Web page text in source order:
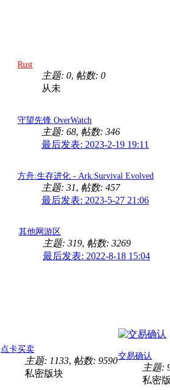
Rust
主题: 0, 帖数: 0
从未
守望先锋 OverWatch
主题: 68, 帖数: 346
最后发表: 2023-2-19 19:11
方舟:生存进化 - Ark:Survival Evolved
主题: 31, 帖数: 457
最后发表: 2023-5-27 21:06
其他网游区
主题: 319, 帖数: 3269
最后发表: 2022-8-18 15:04
点卡买卖
主题: 1133, 帖数: 9590
私密版块
交易确认
主题:
私密